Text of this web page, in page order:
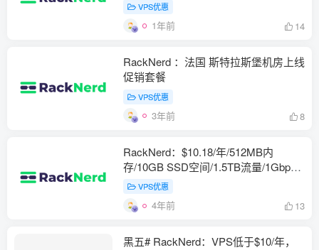
VPS优惠
1年前 14
RackNerd ：法国 斯特拉斯堡机房上线
促销套餐
VPS优惠
3年前 8
RackNerd：$10.18/年/512MB内
存/10GB SSD空间/1.5TB流量/1Gbps
端口/KVM/洛杉矶/圣何塞/西雅图/芝加
哥/纽约等
VPS优惠
4年前 13
黑五# RackNerd：VPS低于$10/年，